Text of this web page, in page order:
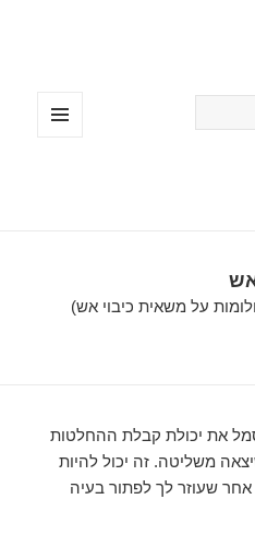
אש
את יכולת קבלת ההחלטות
משליטה. זה יכול להיות
שעוזר לך לפתור בעיה